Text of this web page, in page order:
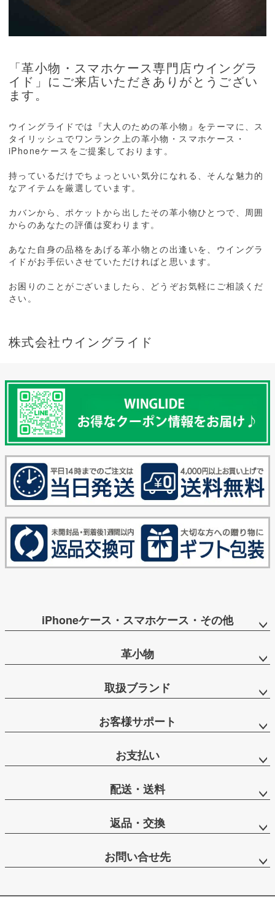
「革小物・スマホケース専門店ウイングラ
イド」にご来店いただきありがとうござい
ます。
ウイングライドでは『大人のための革小物』をテーマに、ス
タイリッシュでワンランク上の革小物・スマホケース・
iPhoneケースをご提案しております。
持っているだけでちょっといい気分になれる、そんな魅力的
なアイテムを厳選しています。
カバンから、ポケットから出したその革小物ひとつで、周囲
からのあなたの評価は変わります。
あなた自身の品格をあげる革小物との出逢いを、ウイングラ
イドがお手伝いさせていただければと思います。
お困りのことがございましたら、どうぞお気軽にご相談くだ
さい。
株式会社ウイングライド
iPhoneケース・スマホケース・その他
革小物
取扱ブランド
お客様サポート
お支払い
配送・送料
返品・交換
お問い合せ先